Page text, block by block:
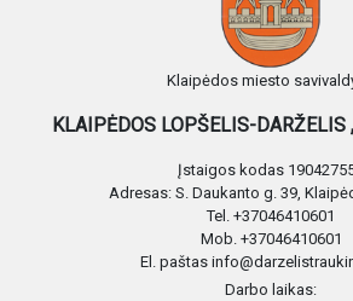
Klaipėdos miesto
KLAIPĖDOS LOPŠELIS-DARŽELIS
Įstaigos kodas
Adresas: S. Daukanto g. 39,
Tel. +37046410601
Mob. +37046410601
El. paštas
Darbo laikas: